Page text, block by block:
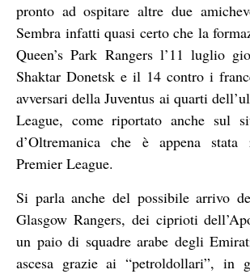
pronto ad ospitare altre due
Sembra infatti quasi certo che la
Queen’s Park Rangers l’11 luglio
Shaktar Donetsk e il 14 contro i
avversari della Juventus ai quarti
League, come riportato anche sul
d’Oltremanica che è appena stata
Premier League.
Si parla anche del possibile arrivo
Glasgow Rangers, dei ciprioti
un paio di squadre arabe degli
ascesa grazie ai “petroldollari”, in